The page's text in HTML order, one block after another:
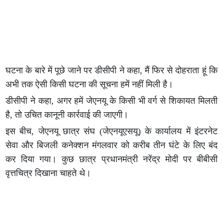
घटना के बारे में पूछे जाने पर डीसीपी ने कहा, मैं फिर से दोहराता हूं कि
अभी तक ऐसी किसी घटना की सूचना हमें नहीं मिली है।
डीसीपी ने कहा, अगर हमें जेएनयू के किसी भी वर्ग से शिकायत मिलती
है, तो उचित कानूनी कार्रवाई की जाएगी।
इस बीच, जेएनयू छात्र संघ (जेएनयूएसयू) के कार्यालय में इंटरनेट
सेवा और बिजली कनेक्शन मंगलवार को करीब तीन घंटे के लिए बंद
कर दिया गया। कुछ छात्र प्रधानमंत्री नरेंद्र मोदी पर बीबीसी
वृत्तचित्र दिखाना चाहते थे।